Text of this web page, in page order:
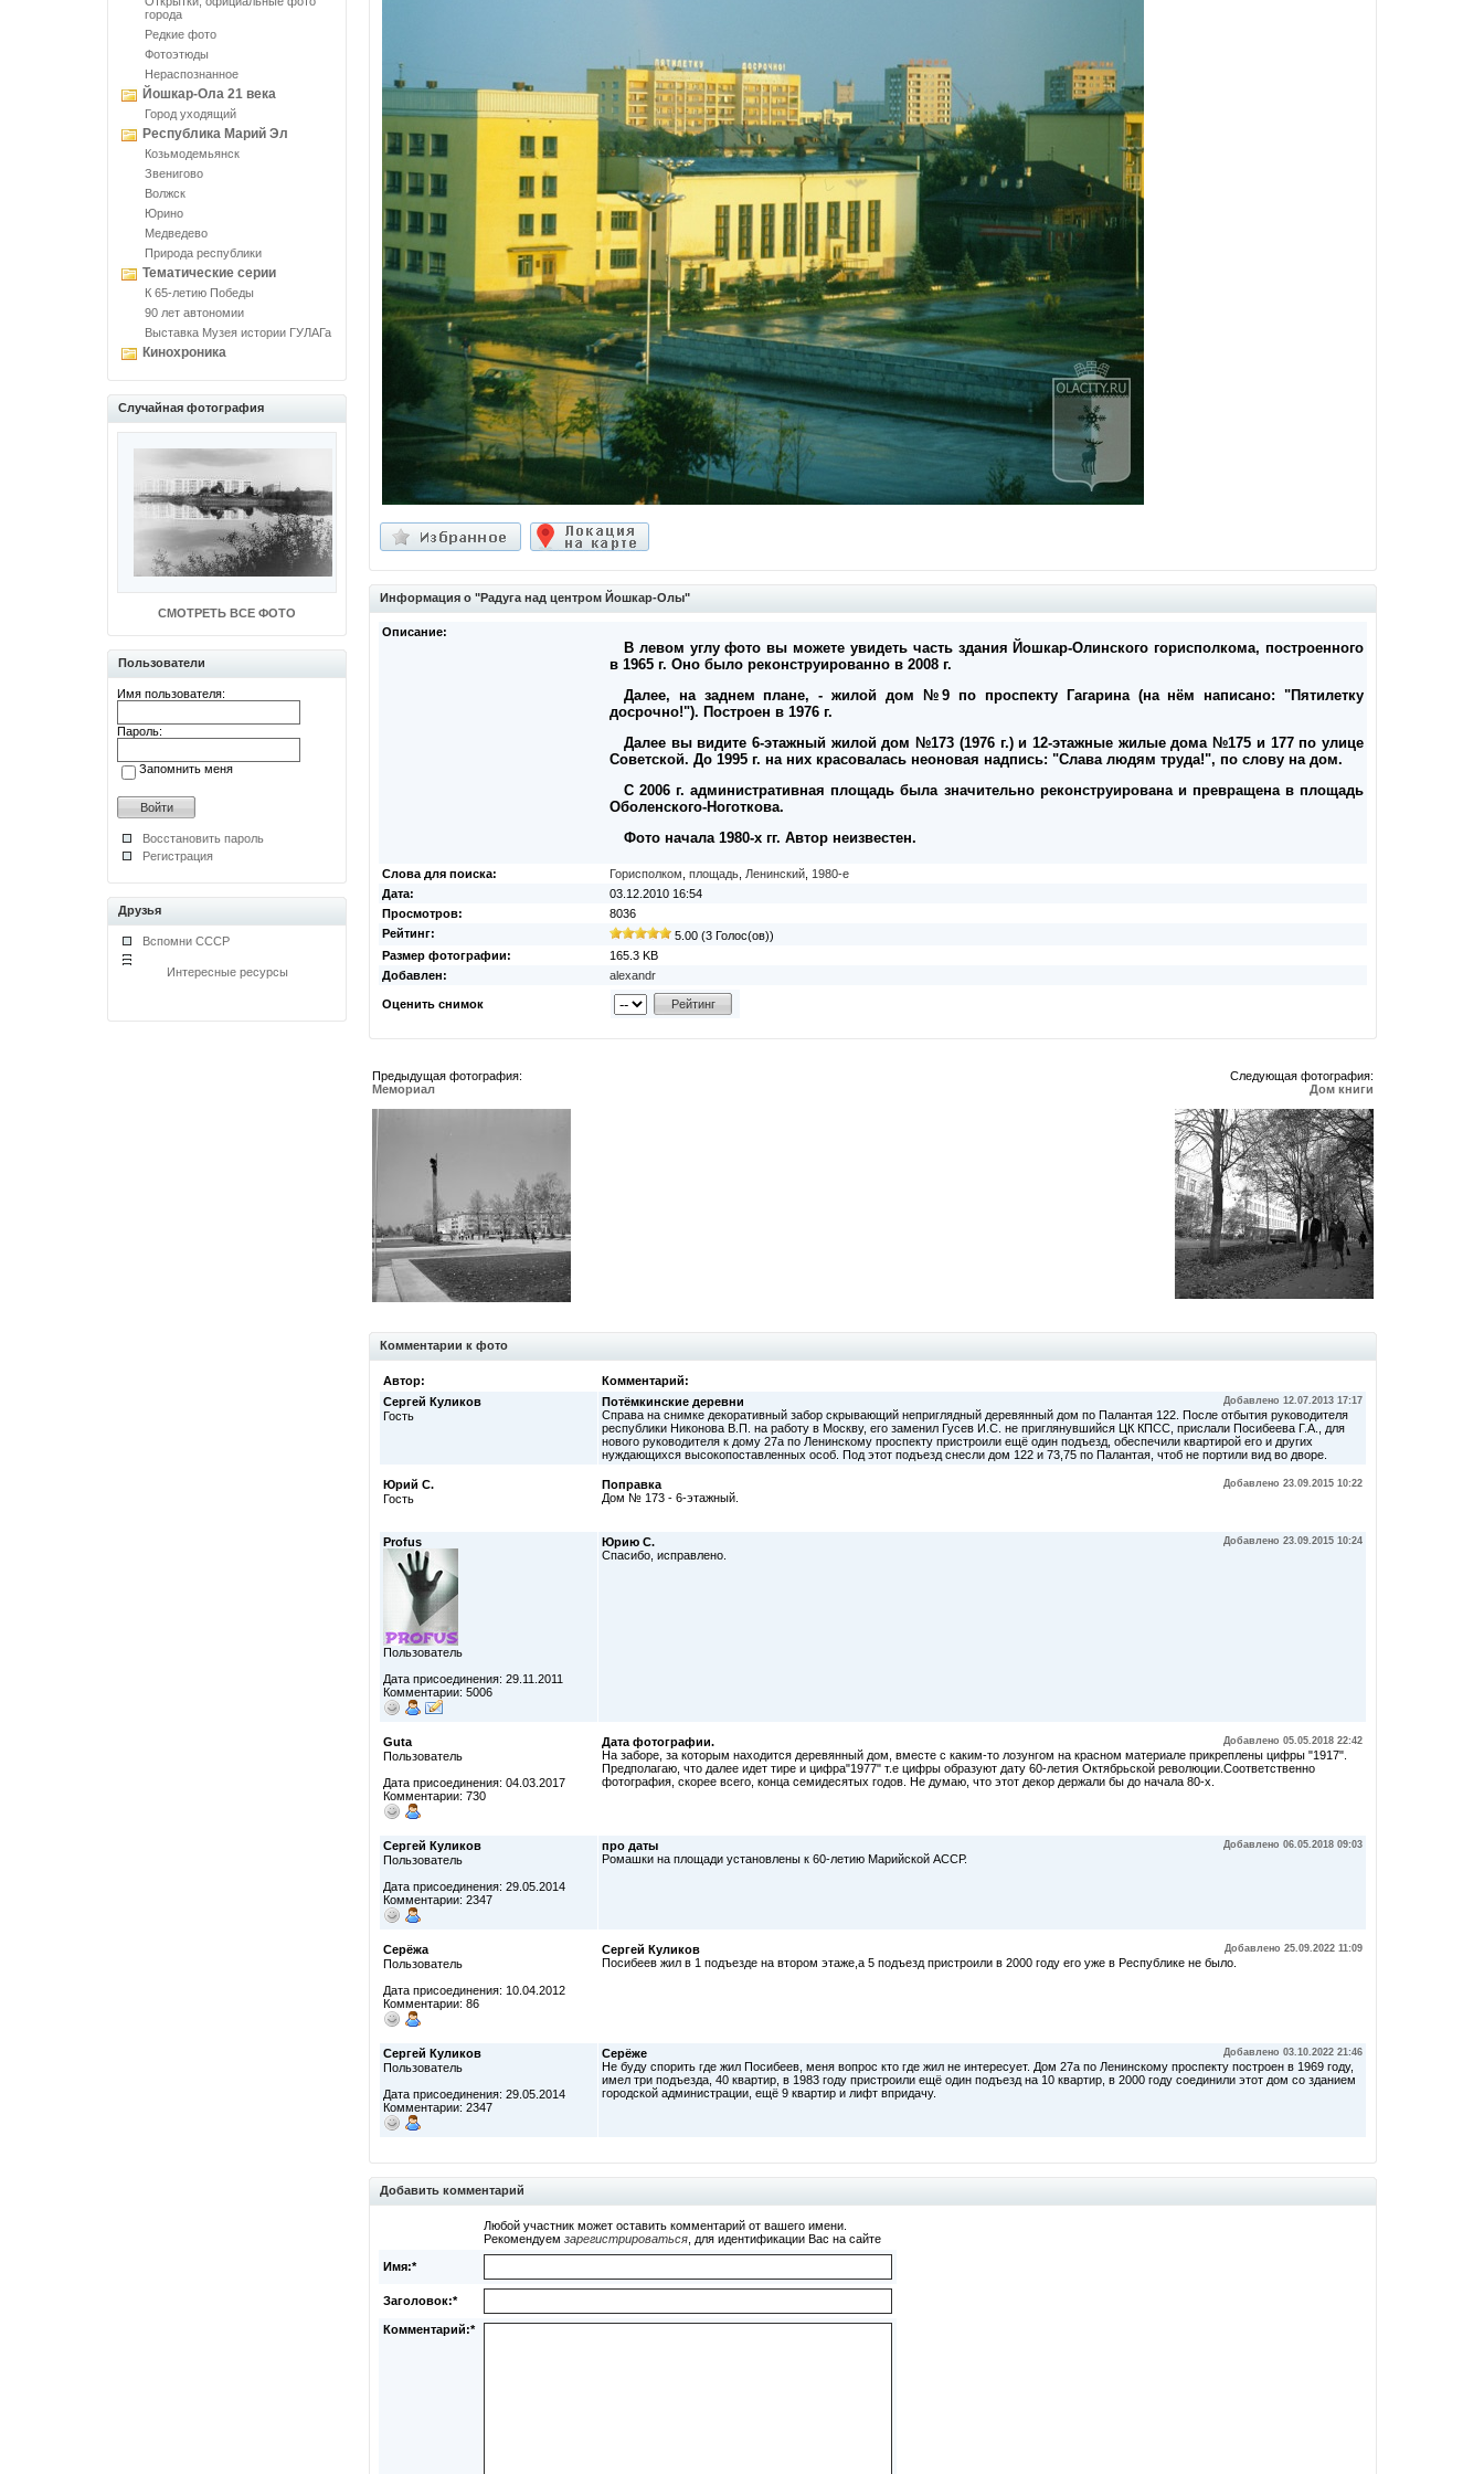
города
Редкие фото
Фотоэтюды
Нераспознанное
Йошкар-Ола 21 века
Город уходящий
Республика Марий Эл
Козьмодемьянск
Звенигово
Волжск
Юрино
Медведево
Природа республики
Тематические серии
К 65-летию Победы
90 лет автономии
Выставка Музея истории ГУЛАГа
Кинохроника
Случайная фотография
СМОТРЕТЬ ВСЕ ФОТО
Пользователи
Имя пользователя:
Пароль:
Запомнить меня
Восстановить пароль
Регистрация
Друзья
Вспомни СССР
Интересные ресурсы
Информация о "Радуга над центром Йошкар-Олы"
Описание:
В левом углу фото вы можете увидеть часть здания Йошкар-Олинского горисполкома, построенного
в 1965 г. Оно было реконструированно в 2008 г.
Далее, на заднем плане, - жилой дом №9 по проспекту Гагарина (на нём написано: "Пятилетку
досрочно!"). Построен в 1976 г.
Далее вы видите 6-этажный жилой дом №173 (1976 г.) и 12-этажные жилые дома №175 и 177 по улице
Советской. До 1995 г. на них красовалась неоновая надпись: "Слава людям труда!", по слову на дом.
С 2006 г. административная площадь была значительно реконструирована и превращена в площадь
Оболенского-Ноготкова.
Фото начала 1980-х гг. Автор неизвестен.
Слова для поиска: Горисполком площадь Ленинский 1980-е
Дата:
03.12.2010 16:54
Просмотров:
8036
Рейтинг:
5.00 (3 Голос(ов))
Размер фотографии:
165.3 KB
Добавлен:
alexandr
Оценить снимок
Предыдущая фотография:
Мемориал
Следующая фотография:
Дом книги
Комментарии к фото
Автор:
Комментарий:
Сергей Куликов
Гость
Потёмкинские деревни Добавлено 12.07.2013 17:17
Справа на снимке декоративный забор скрывающий неприглядный деревянный дом по Палантая 122. После отбытия руководителя
республики Никонова В.П. на работу в Москву, его заменил Гусев И.С. не приглянувшийся ЦК КПСС, прислали Посибеева Г.А., для
нового руководителя к дому 27а по Ленинскому проспекту пристроили ещё один подъезд, обеспечили квартирой его и других
нуждающихся высокопоставленных особ. Под этот подъезд снесли дом 122 и 73,75 по Палантая, чтоб не портили вид во дворе.
Юрий С.
Гость
Поправка Добавлено 23.09.2015 10:22
Дом № 173 - 6-этажный.
Profus
Пользователь
Дата присоединения: 29.11.2011
Комментарии: 5006
Юрию С. Добавлено 23.09.2015 10:24
Спасибо, исправлено.
Guta
Пользователь
Дата присоединения: 04.03.2017
Комментарии: 730
Дата фотографии. Добавлено 05.05.2018 22:42
На заборе, за которым находится деревянный дом, вместе с каким-то лозунгом на красном материале прикреплены цифры "1917".
Предполагаю, что далее идет тире и цифра"1977" т.е цифры образуют дату 60-летия Октябрьской революции.Соответственно
фотография, скорее всего, конца семидесятых годов. Не думаю, что этот декор держали бы до начала 80-х.
Сергей Куликов
Пользователь
Дата присоединения: 29.05.2014
Комментарии: 2347
про даты Добавлено 06.05.2018 09:03
Ромашки на площади установлены к 60-летию Марийской АССР.
Серёжа
Пользователь
Дата присоединения: 10.04.2012
Комментарии: 86
Сергей Куликов Добавлено 25.09.2022 11:09
Посибеев жил в 1 подъезде на втором этаже,а 5 подъезд пристроили в 2000 году его уже в Республике не было.
Сергей Куликов
Пользователь
Дата присоединения: 29.05.2014
Комментарии: 2347
Серёже Добавлено 03.10.2022 21:46
Не буду спорить где жил Посибеев, меня вопрос кто где жил не интересует. Дом 27а по Ленинскому проспекту построен в 1969 году,
имел три подъезда, 40 квартир, в 1983 году пристроили ещё один подъезд на 10 квартир, в 2000 году соединили этот дом со зданием
городской администрации, ещё 9 квартир и лифт впридачу.
Добавить комментарий
Любой участник может оставить комментарий от вашего имени.
Рекомендуем зарегистрироваться , для идентификации Вас на сайте
Имя:*
Заголовок:*
Комментарий:*